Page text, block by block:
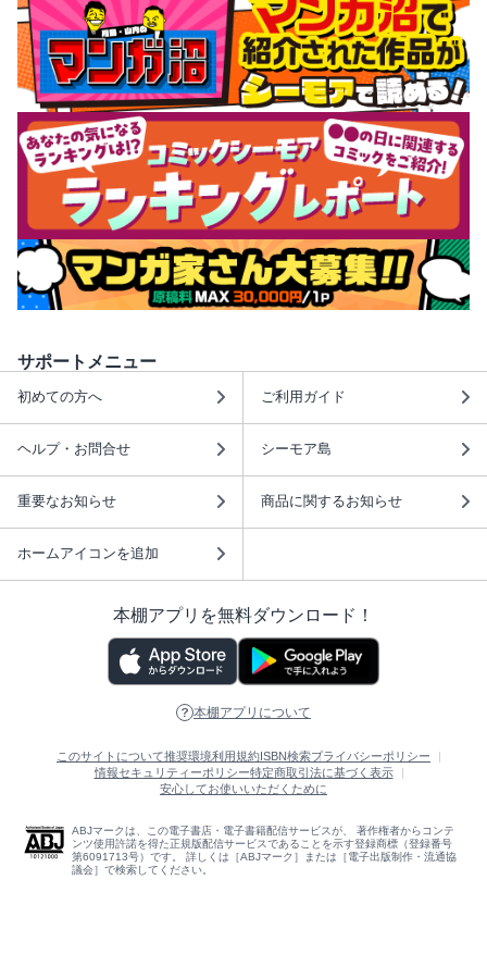
サポートメニュー
初めての方へ ご利用ガイド
ヘルプ・お問合せ シーモア島
重要なお知らせ 商品に関するお知らせ
ホームアイコンを追加
本棚アプリを無料ダウンロード！
本棚アプリについて
このサイトについて推奨環境利用規約 ISBN検索プライバシーポリシー
情報セキュリティーポリシー特定商取引法に基づく表示
安心してお使いいただくために
ABJマークは、この電子書店・電子書籍配信サービスが、 著作権者からコンテ
ンツ使用許諾を得た正規版配信サービスであることを示す登録商標（登録番号
第6091713号）です。 詳しくは［ABJマーク］または［電子出版制作・流通協
議会］で検索してください。